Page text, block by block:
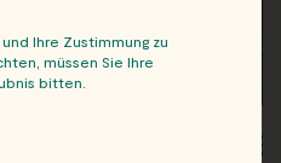
Ihre Zustimmung zu
müssen Sie Ihre
bitten.
groups for which consent